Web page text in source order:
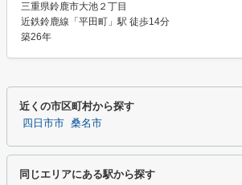
三重県鈴鹿市大池２丁目
近鉄鈴鹿線「平田町」駅 徒歩14分
築26年
近くの市区町村から探す
四日市市 桑名市
同じエリアにある駅から探す